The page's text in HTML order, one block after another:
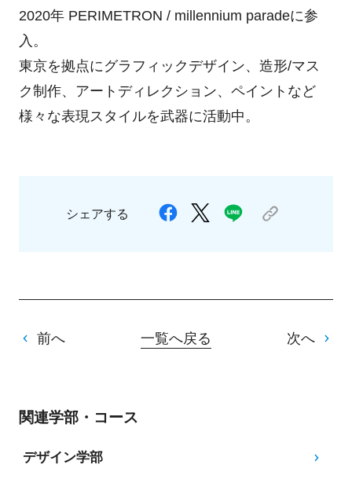
2020年 PERIMETRON / millennium paradeに参
入。
東京を拠点にグラフィックデザイン、造形/マス
ク制作、アートディレクション、ペイントなど
様々な表現スタイルを武器に活動中。
シェアする
前へ 一覧へ戻る 次へ
関連学部・コース
デザイン学部